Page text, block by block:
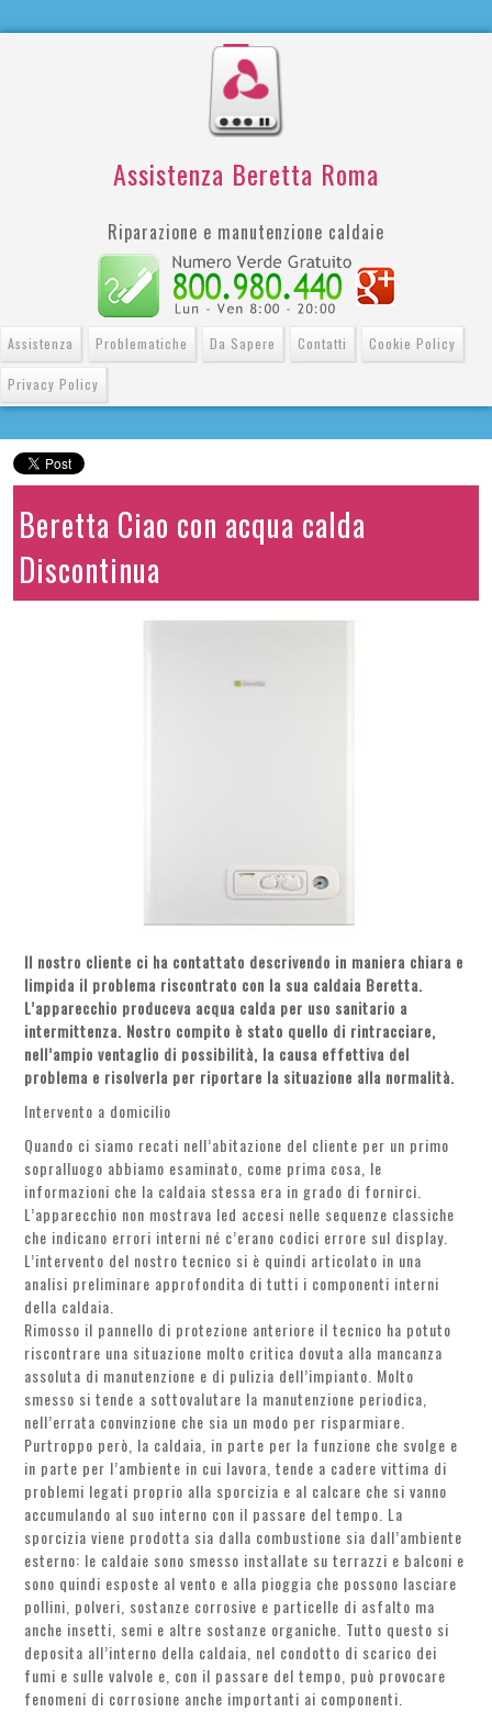
Assistenza Beretta Roma
Riparazione e manutenzione caldaie
Assistenza Problematiche Da Sapere Contatti Cookie Policy
Privacy Policy
Beretta Ciao con acqua calda
Discontinua
Il nostro cliente ci ha contattato descrivendo in maniera chiara e
limpida il problema riscontrato con la sua caldaia Beretta.
L’apparecchio produceva acqua calda per uso sanitario a
intermittenza. Nostro compito è stato quello di rintracciare,
nell’ampio ventaglio di possibilità, la causa effettiva del
problema e risolverla per riportare la situazione alla normalità.
Intervento a domicilio
Quando ci siamo recati nell’abitazione del cliente per un primo
sopralluogo abbiamo esaminato, come prima cosa, le
informazioni che la caldaia stessa era in grado di fornirci.
L’apparecchio non mostrava led accesi nelle sequenze classiche
che indicano errori interni né c’erano codici errore sul display.
L’intervento del nostro tecnico si è quindi articolato in una
analisi preliminare approfondita di tutti i componenti interni
della caldaia.
Rimosso il pannello di protezione anteriore il tecnico ha potuto
riscontrare una situazione molto critica dovuta alla mancanza
assoluta di manutenzione e di pulizia dell’impianto. Molto
smesso si tende a sottovalutare la manutenzione periodica,
nell’errata convinzione che sia un modo per risparmiare.
Purtroppo però, la caldaia, in parte per la funzione che svolge e
in parte per l’ambiente in cui lavora, tende a cadere vittima di
problemi legati proprio alla sporcizia e al calcare che si vanno
accumulando al suo interno con il passare del tempo. La
sporcizia viene prodotta sia dalla combustione sia dall’ambiente
esterno: le caldaie sono smesso installate su terrazzi e balconi e
sono quindi esposte al vento e alla pioggia che possono lasciare
pollini, polveri, sostanze corrosive e particelle di asfalto ma
anche insetti, semi e altre sostanze organiche. Tutto questo si
deposita all’interno della caldaia, nel condotto di scarico dei
fumi e sulle valvole e, con il passare del tempo, può provocare
fenomeni di corrosione anche importanti ai componenti.